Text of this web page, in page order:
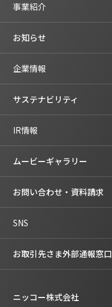
事業紹介
お知らせ
企業情報
サステナビリティ
IR情報
ムービーギャラリー
お問い合わせ・資料請求
SNS
お取引先さま外部通報窓口
ニッコー株式会社